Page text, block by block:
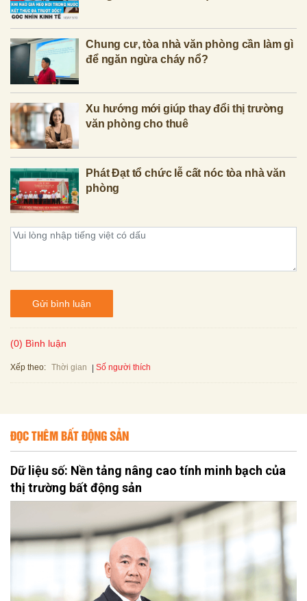
Chung cư, tòa nhà văn phòng cần làm gì
để ngăn ngừa cháy nổ?
Xu hướng mới giúp thay đổi thị trường
văn phòng cho thuê
Phát Đạt tổ chức lễ cất nóc tòa nhà văn
phòng
Gửi bình luận
(0) Bình luận
Xếp theo: Thời gian Số người thích
ĐỌC THÊM BẤT ĐỘNG SẢN
Dữ liệu số: Nền tảng nâng cao tính minh bạch của
thị trường bất động sản